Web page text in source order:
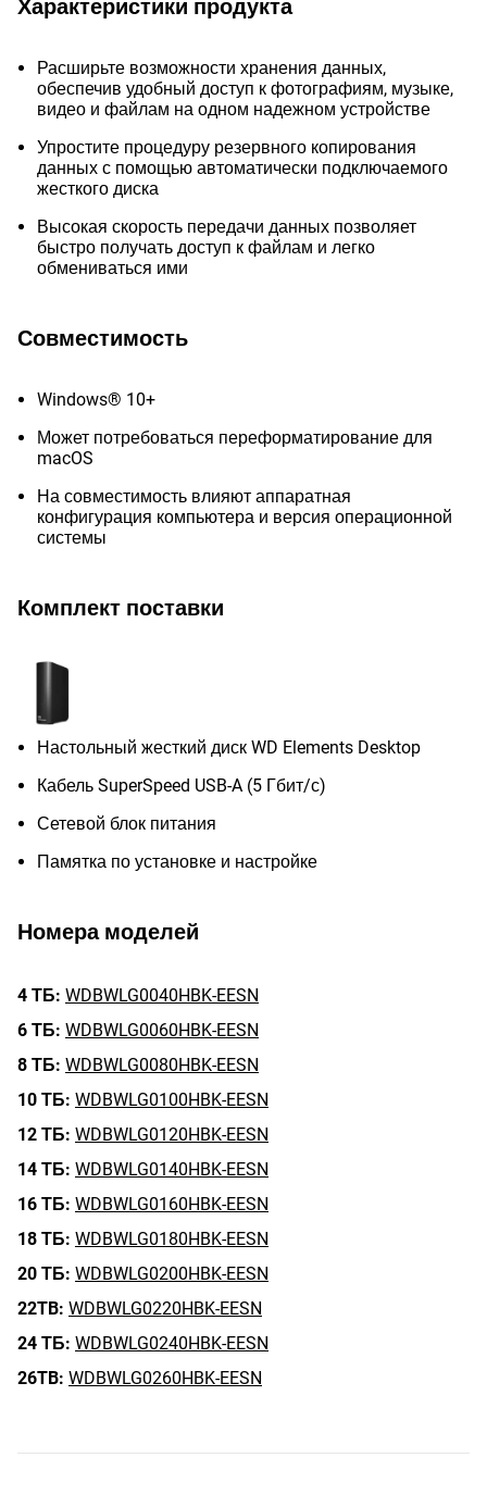
Характеристики продукта
Расширьте возможности хранения данных,
обеспечив удобный доступ к фотографиям, музыке,
видео и файлам на одном надежном устройстве
Упростите процедуру резервного копирования
данных с помощью автоматически подключаемого
жесткого диска
Высокая скорость передачи данных позволяет
быстро получать доступ к файлам и легко
обмениваться ими
Совместимость
Windows® 10+
Может потребоваться переформатирование для
macOS
На совместимость влияют аппаратная
конфигурация компьютера и версия операционной
системы
Комплект поставки
Настольный жесткий диск WD Elements Desktop
Кабель SuperSpeed USB-A (5 Гбит/с)
Сетевой блок питания
Памятка по установке и настройке
Номера моделей
4 ТБ: WDBWLG0040HBK-EESN
6 ТБ: WDBWLG0060HBK-EESN
8 ТБ: WDBWLG0080HBK-EESN
10 ТБ: WDBWLG0100HBK-EESN
12 ТБ: WDBWLG0120HBK-EESN
14 ТБ: WDBWLG0140HBK-EESN
16 ТБ: WDBWLG0160HBK-EESN
18 ТБ: WDBWLG0180HBK-EESN
20 ТБ: WDBWLG0200HBK-EESN
22TB: WDBWLG0220HBK-EESN
24 ТБ: WDBWLG0240HBK-EESN
26TB: WDBWLG0260HBK-EESN